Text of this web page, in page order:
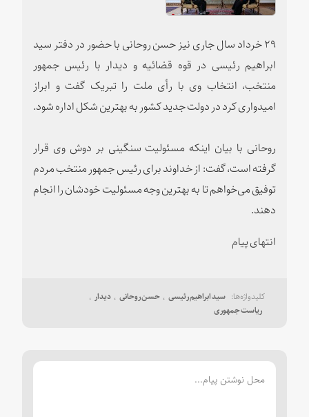
۲۹ خرداد سال جاری نیز حسن روحانی با حضور در دفتر سید
ابراهیم رئیسی در قوه قضائیه و دیدار با رئیس جمهور
منتخب، انتخاب وی با رأی ملت را تبریک گفت و ابراز
امیدواری کرد در دولت جدید کشور به بهترین شکل اداره شود.
روحانی با بیان اینکه مسئولیت سنگینی بر دوش وی قرار
گرفته است، گفت: از خداوند برای رئیس جمهور منتخب مردم
توفیق می‌خواهم تا به بهترین وجه مسئولیت خودشان را انجام
دهند.
انتهای پیام
سید ابراهیم رئیسی حسن روحانی دیدار
ریاست جمهوری